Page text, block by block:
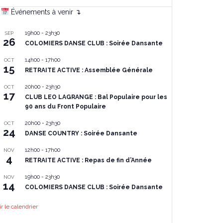
Événements à venir ↴
SEP
26
19h00 - 23h30
COLOMIERS DANSE CLUB : Soirée Dansante
OCT
15
14h00 - 17h00
RETRAITE ACTIVE : Assemblée Générale
OCT
17
20h00 - 23h30
CLUB LEO LAGRANGE : Bal Populaire pour les
90 ans du Front Populaire
OCT
24
20h00 - 23h30
DANSE COUNTRY : Soirée Dansante
NOV
4
12h00 - 17h00
RETRAITE ACTIVE : Repas de fin d’Année
NOV
14
19h00 - 23h30
COLOMIERS DANSE CLUB : Soirée Dansante
le calendrier